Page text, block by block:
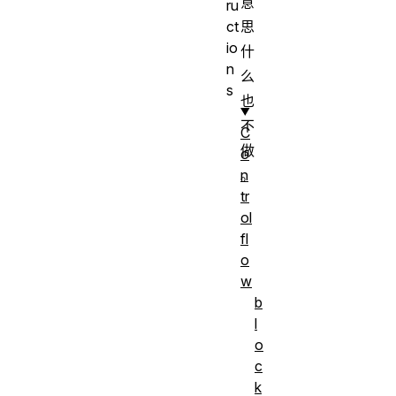
思
什
么
也
不
做
。
ru
ct
io
n
s
C
o
n
tr
ol
fl
o
w
b
l
o
c
k